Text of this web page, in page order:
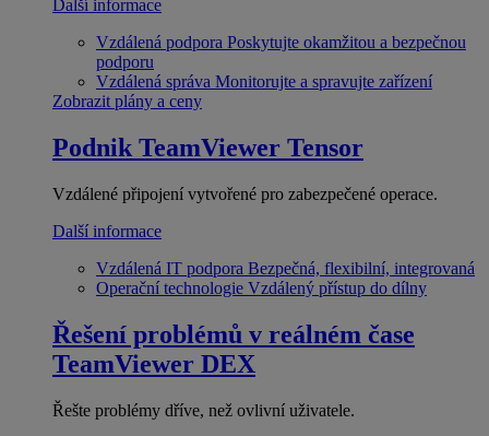
Další informace
Vzdálená podpora Poskytujte okamžitou a bezpečnou
podporu
Vzdálená správa Monitorujte a spravujte zařízení
Zobrazit plány a ceny
Podnik TeamViewer Tensor
Vzdálené připojení vytvořené pro zabezpečené operace.
Další informace
Vzdálená IT podpora Bezpečná, flexibilní, integrovaná
Operační technologie Vzdálený přístup do dílny
Řešení problémů v reálném čase
TeamViewer DEX
Řešte problémy dříve, než ovlivní uživatele.